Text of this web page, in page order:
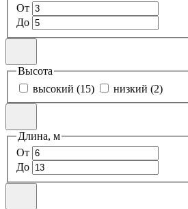
От
До
Высота
высокий (15)
низкий (2)
Длина, м
От
До